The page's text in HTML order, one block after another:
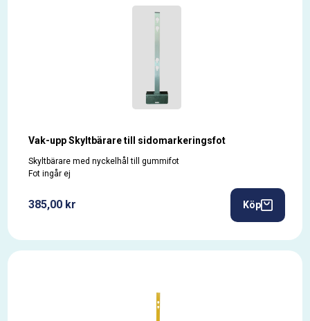
Vak-upp Skyltbärare till sidomarkeringsfot
Skyltbärare med nyckelhål till gummifot
Fot ingår ej
385,00 kr Köp